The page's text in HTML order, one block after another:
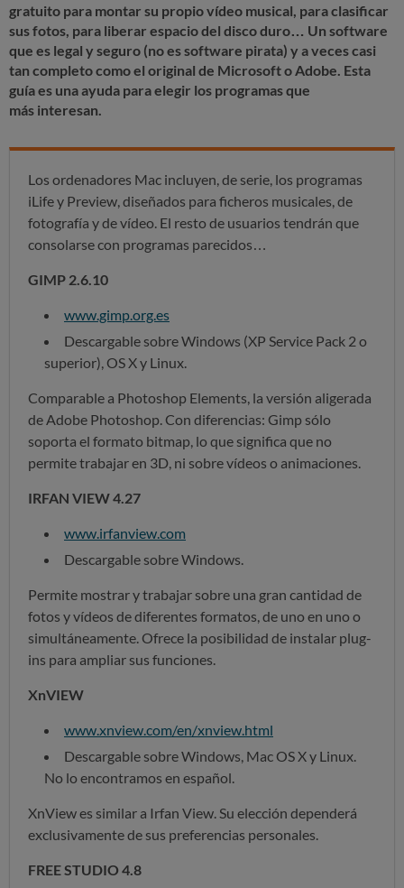
gratuito para montar su propio vídeo musical, para clasificar
sus fotos, para liberar espacio del disco duro… Un software
que es legal y seguro (no es software pirata) y a veces casi
tan completo como el original de Microsoft o Adobe. Esta
guía es una ayuda para elegir los programas que
más interesan.
Los ordenadores Mac incluyen, de serie, los programas
iLife y Preview, diseñados para ficheros musicales, de
fotografía y de vídeo. El resto de usuarios tendrán que
consolarse con programas parecidos…
GIMP 2.6.10
www.gimp.org.es
Descargable sobre Windows (XP Service Pack 2 o
superior), OS X y Linux.
Comparable a Photoshop Elements, la versión aligerada
de Adobe Photoshop. Con diferencias: Gimp sólo
soporta el formato bitmap, lo que significa que no
permite trabajar en 3D, ni sobre vídeos o animaciones.
IRFAN VIEW 4.27
www.irfanview.com
Descargable sobre Windows.
Permite mostrar y trabajar sobre una gran cantidad de
fotos y vídeos de diferentes formatos, de uno en uno o
simultáneamente. Ofrece la posibilidad de instalar plug-
ins para ampliar sus funciones.
XnVIEW
www.xnview.com/en/xnview.html
Descargable sobre Windows, Mac OS X y Linux.
No lo encontramos en español.
XnView es similar a Irfan View. Su elección dependerá
exclusivamente de sus preferencias personales.
FREE STUDIO 4.8